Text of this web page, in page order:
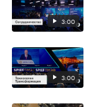
3:00
3:00